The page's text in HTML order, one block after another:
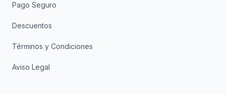
Pago Seguro
Descuentos
Términos y Condiciones
Aviso Legal